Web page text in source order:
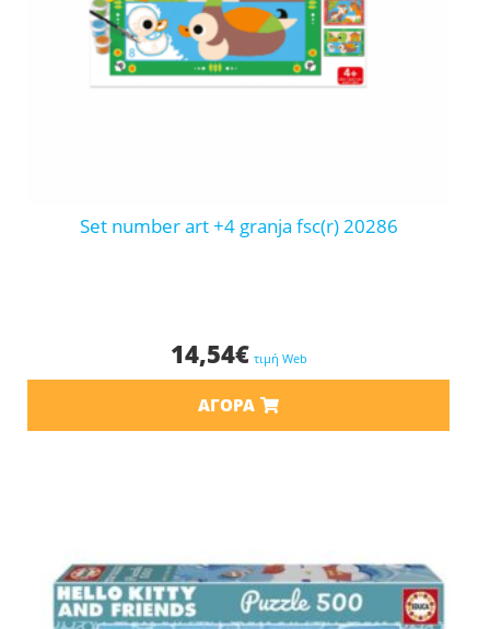
set number art +4 granja fsc(r) 20286
14,54€ τιμή Web
ΑΓΟΡΆ